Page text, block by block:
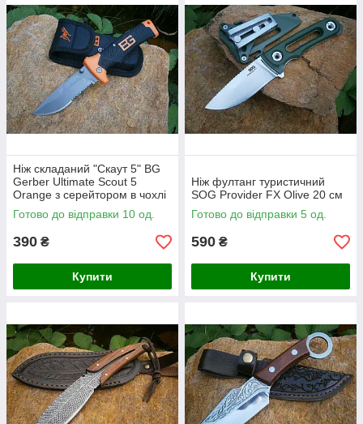
Ніж складаний "Скаут 5" BG
Gerber Ultimate Scout 5
Оrange з серейтором в чохлі
21,5 см
Готово до відправки 10 од.
390 ₴
Купити
Ніж фултанг туристичний
SOG Provider FX Olive 20 см
Готово до відправки 5 од.
590 ₴
Купити